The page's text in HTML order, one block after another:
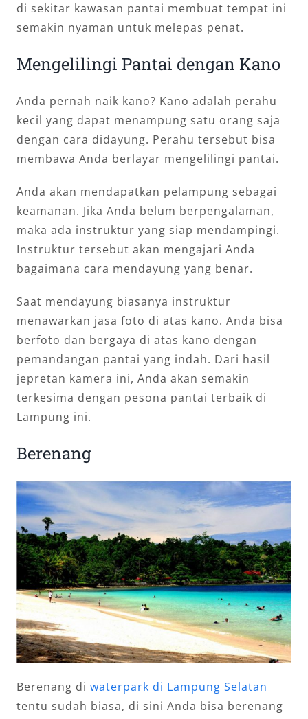
di sekitar kawasan pantai membuat tempat ini
semakin nyaman untuk melepas penat.
Mengelilingi Pantai dengan Kano
Anda pernah naik kano? Kano adalah perahu
kecil yang dapat menampung satu orang saja
dengan cara didayung. Perahu tersebut bisa
membawa Anda berlayar mengelilingi pantai.
Anda akan mendapatkan pelampung sebagai
keamanan. Jika Anda belum berpengalaman,
maka ada instruktur yang siap mendampingi.
Instruktur tersebut akan mengajari Anda
bagaimana cara mendayung yang benar.
Saat mendayung biasanya instruktur
menawarkan jasa foto di atas kano. Anda bisa
berfoto dan bergaya di atas kano dengan
pemandangan pantai yang indah. Dari hasil
jepretan kamera ini, Anda akan semakin
terkesima dengan pesona pantai terbaik di
Lampung ini.
Berenang
Berenang di waterpark di Lampung Selatan
tentu sudah biasa, di sini Anda bisa berenang